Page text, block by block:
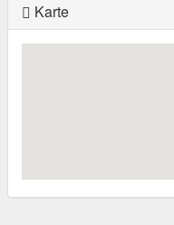
Karte